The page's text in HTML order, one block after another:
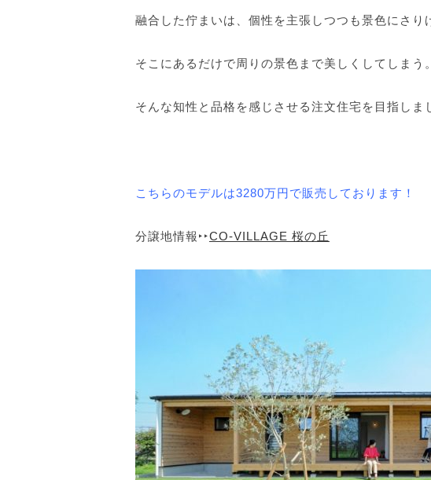
融合した佇まいは、個性を主張しつつも景色にさり
そこにあるだけで周りの景色まで美しくしてしまう。
そんな知性と品格を感じさせる注文住宅を目指しま
こちらのモデルは3280万円で販売しております！
分譲地情報‣‣CO-VILLAGE 桜の丘